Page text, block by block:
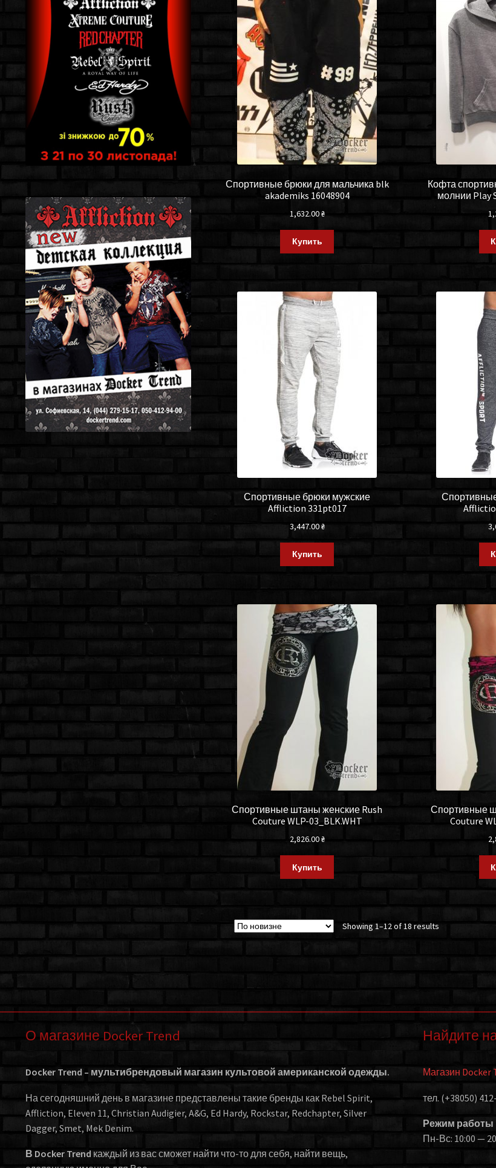
Спортивные брюки для мальчика blk
akademiks 16048904
1,632.00₴
Купить
Кофта
молнии Play
Спортивные брюки мужские
Affliction 331pt017
3,447.00₴
Купить
Спортивные штаны женские Rush
Couture WLP-03_BLK.WHT
2,826.00₴
Купить
Спортивные
Couture
Showing 1–12 of 18 results
О магазине Docker Trend
Docker Trend – мультибрендовый магазин культовой американской одежды.
На сегодняшний день в магазине представлены такие бренды как Rebel Spirit,
Affliction, Eleven 11, Christian Audigier, A&G, Ed Hardy, Rockstar, Redchapter, Silver
Dagger, Smet, Mek Denim.
В Docker Trend каждый из вас сможет найти что-то для себя, найти вещь,
Найдите
Магазин Docker
тел. (+38050)
Режим работы
Пн-Вс: 10:00 —